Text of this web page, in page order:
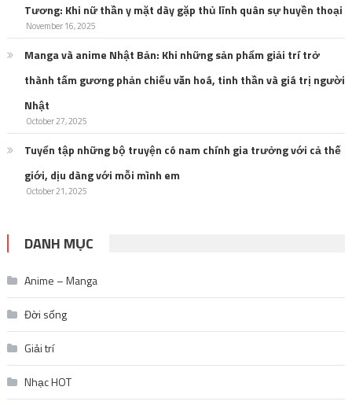
Tương: Khi nữ thần y mặt dày gặp thủ lĩnh quân sự huyền thoại
November 16, 2025
Manga và anime Nhật Bản: Khi những sản phẩm giải trí trở
thành tấm gương phản chiếu văn hoá, tinh thần và giá trị người
Nhật
October 27, 2025
Tuyển tập những bộ truyện có nam chính gia trưởng với cả thế
giới, dịu dàng với mỗi mình em
October 21, 2025
DANH MỤC
Anime – Manga
Đời sống
Giải trí
Nhạc HOT